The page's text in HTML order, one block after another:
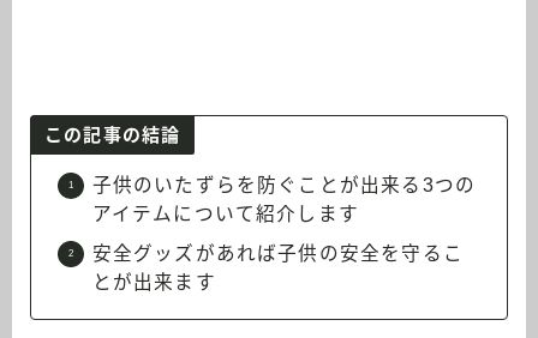
この記事の結論
子供のいたずらを防ぐことが出来る3つの
アイテムについて紹介します
安全グッズがあれば子供の安全を守るこ
とが出来ます